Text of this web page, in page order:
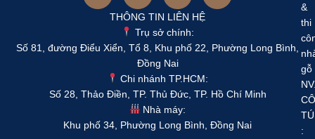
THÔNG TIN LIÊN HỆ
Trụ sở chính:
Số 81, đường Điểu Xiển, Tổ 8, Khu phố 22, Phường Long Bình,
Đồng Nai
Chi nhánh TP.HCM:
Số 28, Thảo Điền, TP. Thủ Đức, TP. Hồ Chí Minh
Nhà máy:
Khu phố 34, Phường Long Bình, Đồng Nai
&
thi
gỗ
TÚ
: